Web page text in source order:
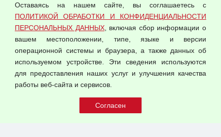
© 2026 ООО "Феникс"
Согласием на обработку персональных данных
Оферта оптовой купли-продажи
Публичная оферта
Оставаясь на нашем сайте, вы соглашаетесь с
ПОЛИТИКОЙ ОБРАБОТКИ И КОНФИДЕНЦИАЛЬНОСТИ
ПЕРСОНАЛЬНЫХ ДАННЫХ, включая сбор информации о
вашем местоположении, типе, языке и версии
операционной системы и браузера, а также данных об
используемом устройстве. Эти сведения используются
для предоставления наших услуг и улучшения качества
работы веб-сайта и сервисов.